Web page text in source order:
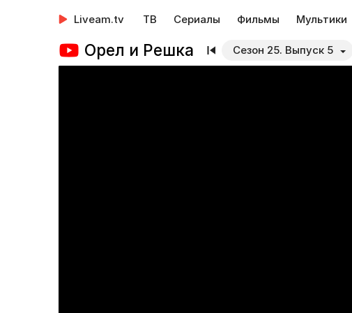
Liveam.tv ТВ Сериалы Фильмы Мультики
Орел и Решка Сезон 25. Выпуск 5